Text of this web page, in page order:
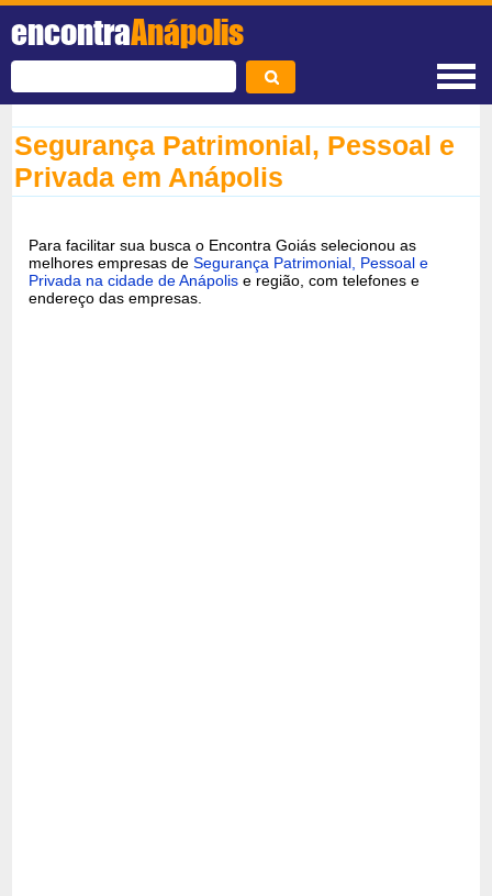
encontraAnápolis
Segurança Patrimonial, Pessoal e
Privada em Anápolis
Para facilitar sua busca o Encontra Goiás selecionou as
melhores empresas deSegurança Patrimonial, Pessoal e
Privada na cidade de Anápolis e região, com telefones e
endereço das empresas.